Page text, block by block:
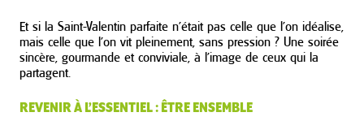
Et si la Saint-Valentin parfaite n’était pas celle que l’on idéalise,
mais celle que l’on vit pleinement, sans pression ? Une soirée
sincère, gourmande et conviviale, à l’image de ceux qui la
partagent.
REVENIR À L’ESSENTIEL : ÊTRE ENSEMBLE